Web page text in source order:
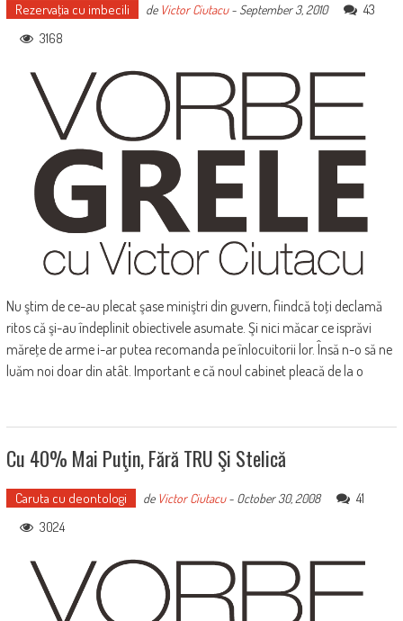
Rezervaţia cu imbecili de Victor Ciutacu- September 3, 2010
43
3168
Nu ştim de ce-au plecat şase miniştri din guvern, fiindcă toţi declamă
ritos că şi-au îndeplinit obiectivele asumate. Şi nici măcar ce isprăvi
măreţe de arme i-ar putea recomanda pe înlocuitorii lor. Însă n-o să ne
luăm noi doar din atât. Important e că noul cabinet pleacă de la o
Cu 40% Mai Puţin, Fără TRU Şi Stelică
Caruta cu deontologi de Victor Ciutacu- October 30, 2008
41
3024